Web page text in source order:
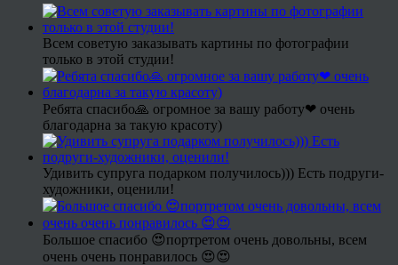
Всем советую заказывать картины по фотографии
только в этой студии!
Ребята спасибо🙏 огромное за вашу работу❤ очень
благодарна за такую красоту)
Удивить супруга подарком получилось))) Есть подруги-
художники, оценили!
Большое спасибо 😍портретом очень довольны, всем
очень очень понравилось 😍😍